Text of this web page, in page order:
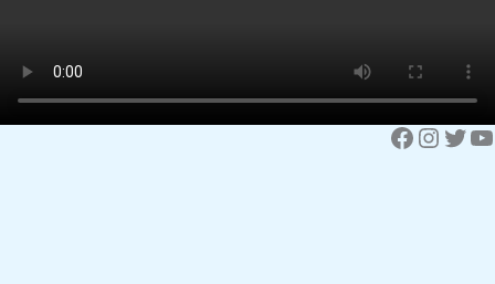
Facebook Instagram Twitter YouTube